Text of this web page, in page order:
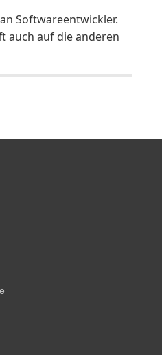
Softwareentwickler.
auch auf die anderen